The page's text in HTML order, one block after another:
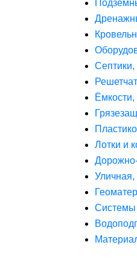
Лотки и
Системы